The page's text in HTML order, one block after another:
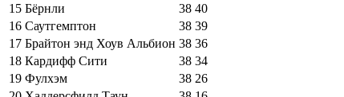
15 Бёрнли 38 40
16 Саутгемптон 38 39
17 Брайтон энд Хоув Альбион 38 36
18 Кардифф Сити 38 34
19 Фулхэм 38 26